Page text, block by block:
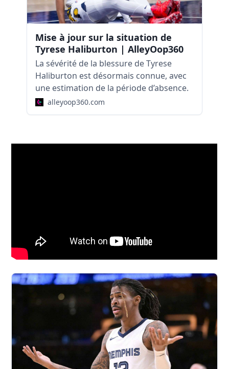
Mise à jour sur la situation de
Tyrese Haliburton | AlleyOop360
La sévérité de la blessure de Tyrese
Haliburton est désormais connue, avec
une estimation de la période d’absence.
alleyoop360.com